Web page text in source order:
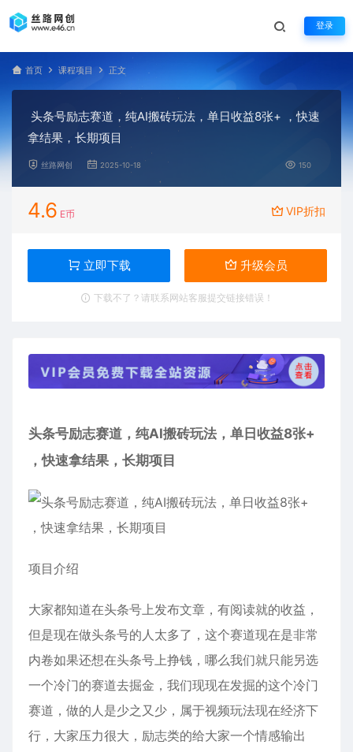
登录
首页 课程项目 正文
头条号励志赛道，纯AI搬砖玩法，单日收益8张+ ，快速
拿结果，长期项目
丝路网创 2025-10-18 150
4.6 E币 VIP折扣
立即下载 升级会员
下载不了？请联系网站客服提交链接错误！
头条号励志赛道 ，纯AI搬砖玩法，单日收益8张+
，快速拿结果，长期项目
项目介绍
大家都知道在头条号上发布文章，有阅读就的收益，
但是现在做头条号的人太多了，这个赛道现在是非常
内卷如果还想在头条号上挣钱，哪么我们就只能另选
一个冷门的赛道去掘金，我们现现在发掘的这个冷门
赛道，做的人是少之又少，属于视频玩法现在经济下
行，大家压力很大，励志类的给大家一个情感输出